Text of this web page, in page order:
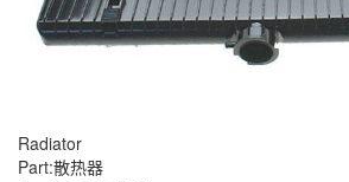
Radiator
Part:散热器